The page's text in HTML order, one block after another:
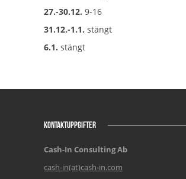
27.-30.12. 9-16
31.12.-1.1. stängt
6.1. stängt
KONTAKTUPPGIFTER
Cash-In Consulting Ab
cash-in(at)cash-in.com